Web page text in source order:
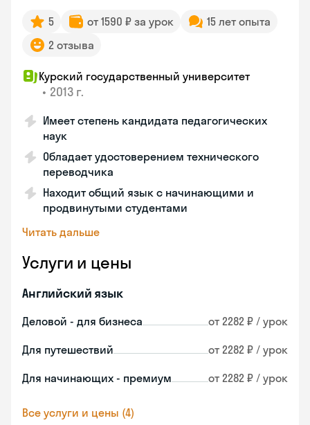
5 от 1590 ₽ за урок
15 лет опыта
2 отзыва
Курский государственный университет
• 2013 г.
Имеет степень кандидата педагогических
наук
Обладает удостоверением технического
переводчика
Находит общий язык с начинающими и
продвинутыми студентами
Читать дальше
Услуги и цены
Английский язык
Деловой - для бизнеса от 2282 ₽ / урок
Для путешествий от 2282 ₽ / урок
Для начинающих - премиум от 2282 ₽ / урок
Все услуги и цены (4)